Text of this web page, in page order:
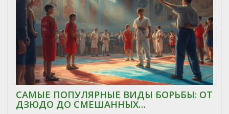
САМЫЕ ПОПУЛЯРНЫЕ ВИДЫ БОРЬБЫ: ОТ
ДЗЮДО ДО СМЕШАННЫХ